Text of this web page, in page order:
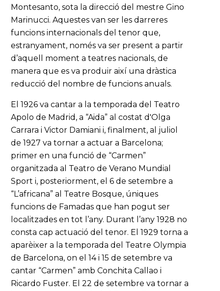
Montesanto, sota la direcció del mestre Gino
Marinucci. Aquestes van ser les darreres
funcions internacionals del tenor que,
estranyament, només va ser present a partir
d’aquell moment a teatres nacionals, de
manera que es va produir així una dràstica
reducció del nombre de funcions anuals.
El 1926 va cantar a la temporada del Teatro
Apolo de Madrid, a “Aida” al costat d'Olga
Carrara i Victor Damiani i, finalment, al juliol
de 1927 va tornar a actuar a Barcelona;
primer en una funció de “Carmen”
organitzada al Teatro de Verano Mundial
Sport i, posteriorment, el 6 de setembre a
“L’africana” al Teatre Bosque, úniques
funcions de Famadas que han pogut ser
localitzades en tot l’any. Durant l’any 1928 no
consta cap actuació del tenor. El 1929 torna a
aparèixer a la temporada del Teatre Olympia
de Barcelona, on el 14 i 15 de setembre va
cantar “Carmen” amb Conchita Callao i
Ricardo Fuster. El 22 de setembre va tornar a